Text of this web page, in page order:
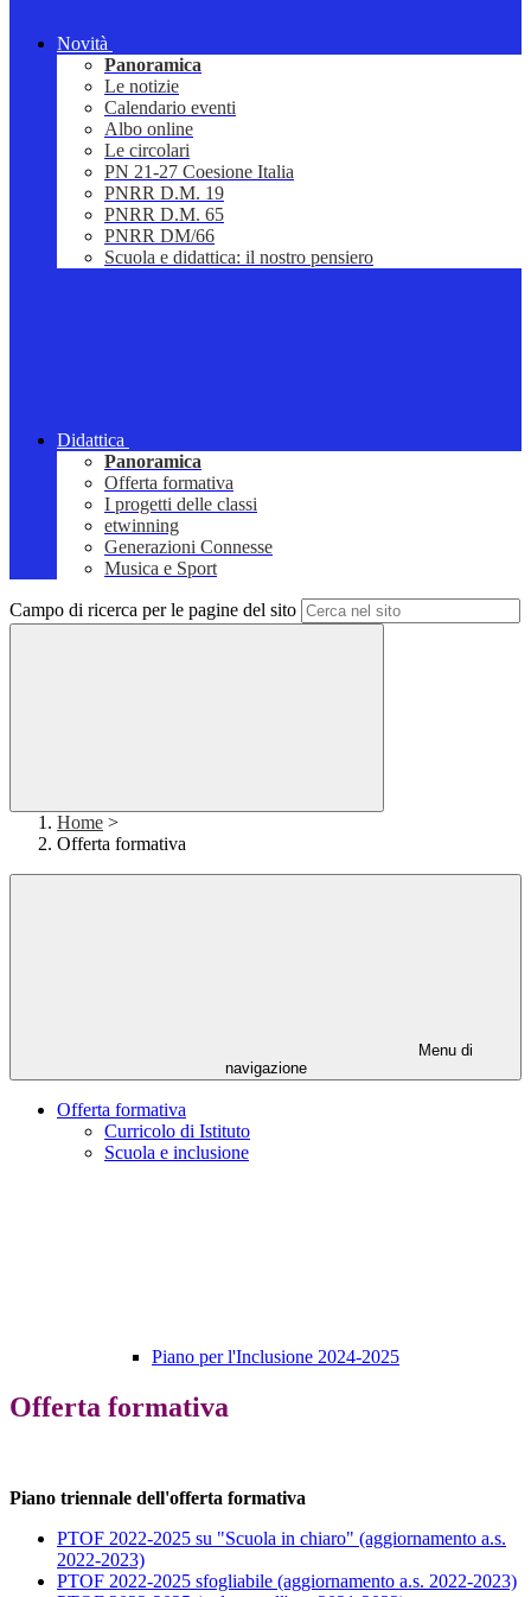
Novità
Panoramica
Le notizie
Calendario eventi
Albo online
Le circolari
PN 21-27 Coesione Italia
PNRR D.M. 19
PNRR D.M. 65
PNRR DM/66
Scuola e didattica: il nostro pensiero
Didattica
Panoramica
Offerta formativa
I progetti delle classi
etwinning
Generazioni Connesse
Musica e Sport
Campo di ricerca per le pagine del sito
Home >
Offerta formativa
Menu di
navigazione
Offerta formativa
Curricolo di Istituto
Scuola e inclusione
Piano per l'Inclusione 2024-2025
Offerta formativa
Piano triennale dell'offerta formativa
PTOF 2022-2025 su "Scuola in chiaro" (aggiornamento a.s.
2022-2023)
PTOF 2022-2025 sfogliabile (aggiornamento a.s. 2022-2023)